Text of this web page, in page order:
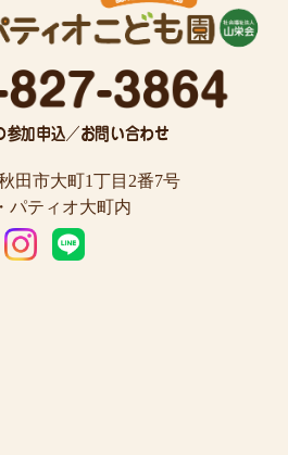
田市大町1丁目2番7号
パティオ大町内